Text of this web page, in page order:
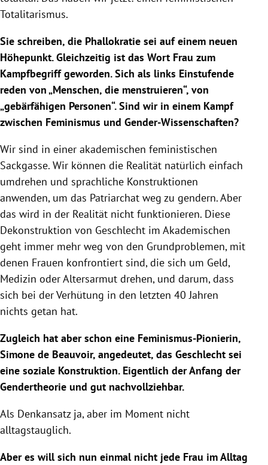
Totalitarismus.
Sie schreiben, die Phallokratie sei auf einem neuen
Höhepunkt. Gleichzeitig ist das Wort Frau zum
Kampfbegriff geworden. Sich als links Einstufende
reden von „Menschen, die menstruieren“, von
„gebärfähigen Personen“. Sind wir in einem Kampf
zwischen Feminismus und Gender-Wissenschaften?
Wir sind in einer akademischen feministischen
Sackgasse. Wir können die Realität natürlich einfach
umdrehen und sprachliche Konstruktionen
anwenden, um das Patriarchat weg zu gendern. Aber
das wird in der Realität nicht funktionieren. Diese
Dekonstruktion von Geschlecht im Akademischen
geht immer mehr weg von den Grundproblemen, mit
denen Frauen konfrontiert sind, die sich um Geld,
Medizin oder Altersarmut drehen, und darum, dass
sich bei der Verhütung in den letzten 40 Jahren
nichts getan hat.
Zugleich hat aber schon eine Feminismus-Pionierin,
Simone de Beauvoir, angedeutet, das Geschlecht sei
eine soziale Konstruktion. Eigentlich der Anfang der
Gendertheorie und gut nachvollziehbar.
Als Denkansatz ja, aber im Moment nicht
alltagstauglich.
Aber es will sich nun einmal nicht jede Frau im Alltag